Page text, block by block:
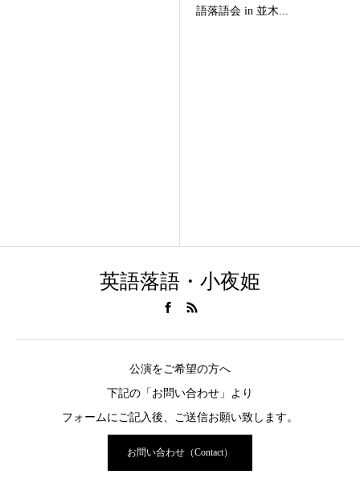
語落語会 in 並木...
英語落語・小夜姫
公演をご希望の方へ
下記の「お問い合わせ」より
フォームにご記入後、ご送信お願い致します。
お問い合わせ（Contact）